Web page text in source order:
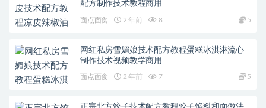
配方制作技术教程商用
面点面食 2 年前 8 5
网红私房雪媚娘技术配方教程蛋糕冰淇淋流心
制作技术视频教学商用
面点面食 2 年前 7 5